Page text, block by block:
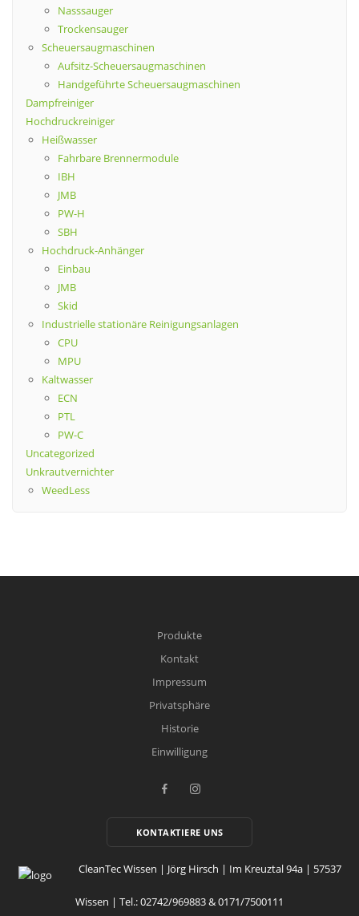
Nasssauger
Trockensauger
Scheuersaugmaschinen
Aufsitz-Scheuersaugmaschinen
Handgeführte Scheuersaugmaschinen
Dampfreiniger
Hochdruckreiniger
Heißwasser
Fahrbare Brennermodule
IBH
JMB
PW-H
SBH
Hochdruck-Anhänger
Einbau
JMB
Skid
Industrielle stationäre Reinigungsanlagen
CPU
MPU
Kaltwasser
ECN
PTL
PW-C
Uncategorized
Unkrautvernichter
WeedLess
Produkte
Kontakt
Impressum
Privatsphäre
Historie
Einwilligung
KONTAKTIERE UNS
CleanTec Wissen | Jörg Hirsch | Im Kreuztal 94a | 57537
Wissen | Tel.: 02742/969883 & 0171/7500111